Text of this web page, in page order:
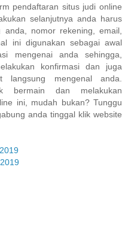
pendaftaran situs judi online
selanjutnya anda harus
anda, nomor rekening, email,
ini digunakan sebagai awal
mengenai anda sehingga,
konfirmasi dan juga
mengenal anda.
bermain dan melakukan
ini, mudah bukan? Tunggu
anda tinggal klik website